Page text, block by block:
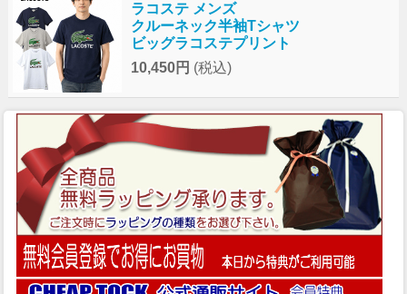
ラコステ メンズ
クルーネック半袖Tシャツ
ビッグラコステプリント
10,450円 (税込)